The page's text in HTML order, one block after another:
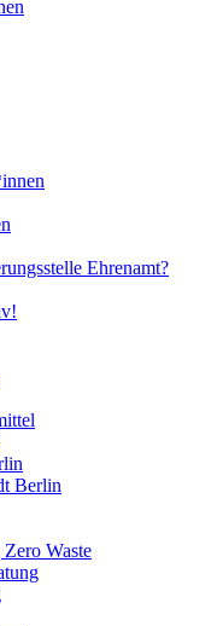
Ehrenamt?
Berlin
Waste